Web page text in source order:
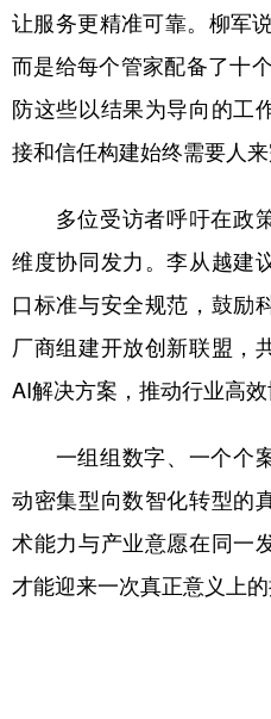
让服务更精准可靠。柳军
而是给每个管家配备了十
防这些以结果为导向的工
接和信任构建始终需要人来
多位受访者呼吁在政策
维度协同发力。李从越建
口标准与安全规范，鼓励
厂商组建开放创新联盟，
AI解决方案，推动行业高效
一组组数字、一个个案
动密集型向数智化转型的
术能力与产业意愿在同一
才能迎来一次真正意义上的